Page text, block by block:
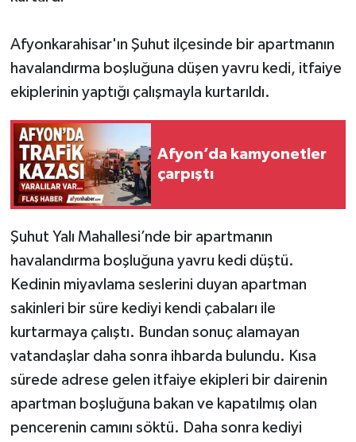
Afyonkarahisar'ın Şuhut ilçesinde bir apartmanın
havalandırma boşluğuna düşen yavru kedi, itfaiye
ekiplerinin yaptığı çalışmayla kurtarıldı.
Afyon’da kamyonetler
çarpıştı
Şuhut Yalı Mahallesi’nde bir apartmanın
havalandırma boşluğuna yavru kedi düştü.
Kedinin miyavlama seslerini duyan apartman
sakinleri bir süre kediyi kendi çabaları ile
kurtarmaya çalıştı. Bundan sonuç alamayan
vatandaşlar daha sonra ihbarda bulundu. Kısa
sürede adrese gelen itfaiye ekipleri bir dairenin
apartman boşluğuna bakan ve kapatılmış olan
pencerenin camını söktü. Daha sonra kediyi